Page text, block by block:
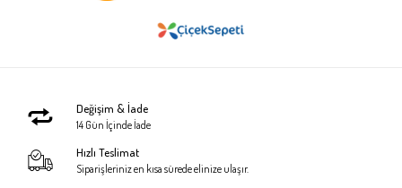
Değişim & İade
14 Gün İçinde İade
Hızlı Teslimat
Siparişleriniz en kısa sürede elinize ulaşır.